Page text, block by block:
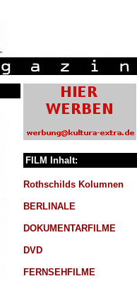
FILM Inhalt:
Rothschilds Kolumnen
BERLINALE
DOKUMENTARFILME
DVD
FERNSEHFILME